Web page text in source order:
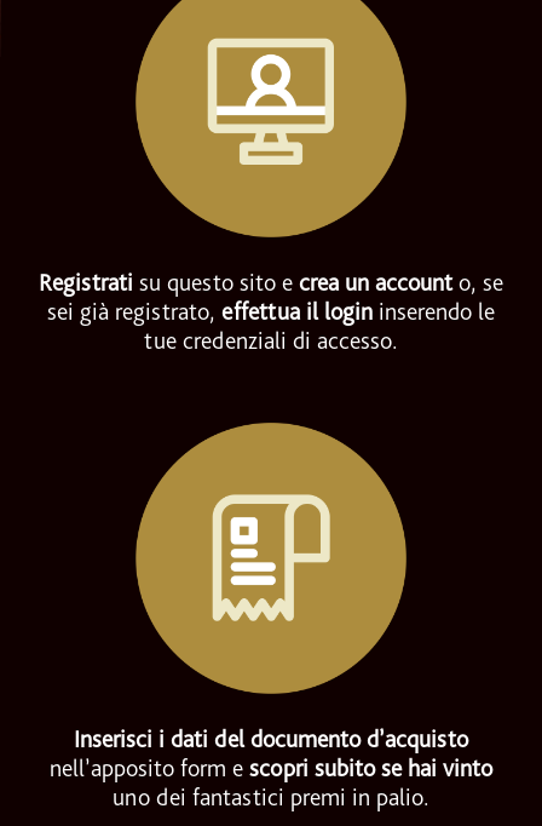
Registrati su questo sito e crea un accounto, se
sei già registrato, effettua il login inserendo le
tue credenziali di accesso.
Inserisci i dati del documento d’acquisto
nell’apposito form e scopri subito se hai vinto
uno dei fantastici premi in palio.